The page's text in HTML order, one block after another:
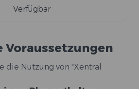
Verfügbar
Voraussetzungen
die Nutzung von "Xentral